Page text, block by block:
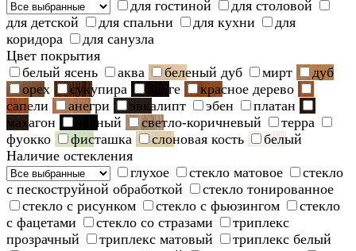
для гостиной
для столовой
для детской
для спальни для кухни
для
коридора
для санузла
Цвет покрытия
белый ясень
аква беленый дуб мирт
дуб
орех
сукупира венге
красное дерево
сапели
анегри эвкалипт эбен
платан
махагон
черный светло-коричневый
терра
фуокко
фисташка слоновая кость
белый
Наличие остекления
глухое
стекло матовое
стекло
с пескоструйной обработкой
стекло тонированное
стекло с рисунком
стекло с фьюзингом
стекло
с фацетами
стекло со стразами
триплекс
прозрачный
триплекс матовый
триплекс белый